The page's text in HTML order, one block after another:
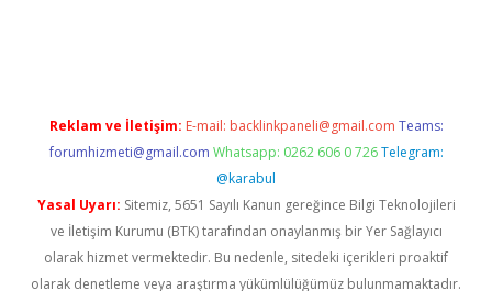
Reklam ve İletişim: E-mail: backlinkpaneli@gmail.com Teams:
forumhizmeti@gmail.com Whatsapp: 0262 606 0 726 Telegram:
@karabul
Yasal Uyarı: Sitemiz, 5651 Sayılı Kanun gereğince Bilgi Teknolojileri
ve İletişim Kurumu (BTK) tarafından onaylanmış bir Yer Sağlayıcı
olarak hizmet vermektedir. Bu nedenle, sitedeki içerikleri proaktif
olarak denetleme veya araştırma yükümlülüğümüz bulunmamaktadır.